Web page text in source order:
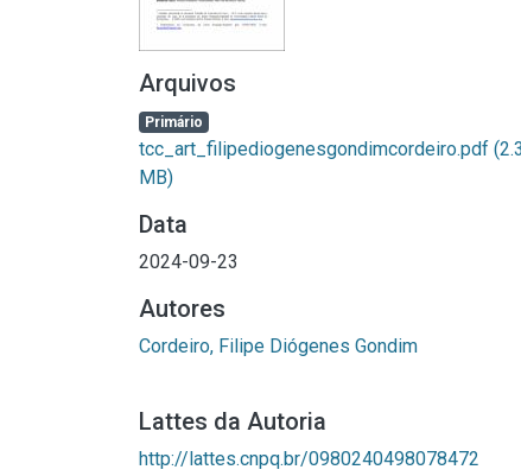
Arquivos
Primário
tcc_art_filipediogenesgondimcordeiro.pdf (2.3
MB)
Data
2024-09-23
Autores
Cordeiro, Filipe Diógenes Gondim
Lattes da Autoria
http://lattes.cnpq.br/0980240498078472